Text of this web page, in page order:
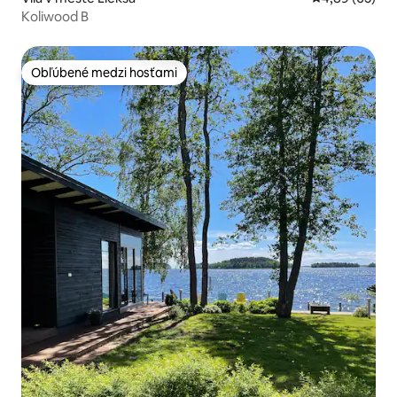
Koliwood B
Obľúbené medzi hosťami
Obľúbené medzi hosťami